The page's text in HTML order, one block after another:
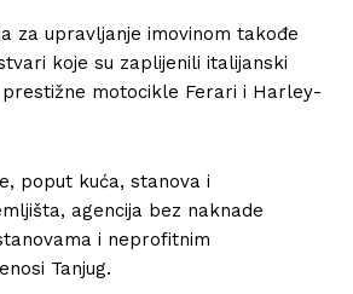
za upravljanje imovinom takođe
koje su zaplijenili italijanski
prestižne motocikle Ferari i Harley-
poput kuća, stanova i
agencija bez naknade
i neprofitnim
Tanjug.